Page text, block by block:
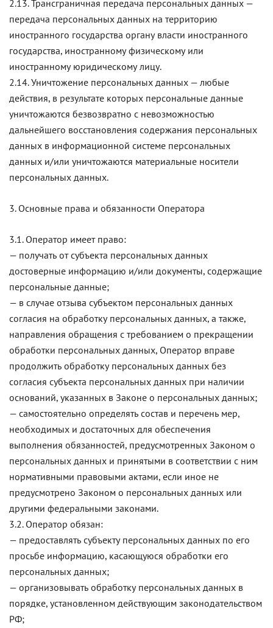
2.13. Трансграничная передача персональных данных —
передача персональных данных на территорию
иностранного государства органу власти иностранного
государства, иностранному физическому или
иностранному юридическому лицу.
2.14. Уничтожение персональных данных — любые
действия, в результате которых персональные данные
уничтожаются безвозвратно с невозможностью
дальнейшего восстановления содержания персональных
данных в информационной системе персональных
данных и/или уничтожаются материальные носители
персональных данных.
3. Основные права и обязанности Оператора
3.1. Оператор имеет право:
— получать от субъекта персональных данных
достоверные информацию и/или документы, содержащие
персональные данные;
— в случае отзыва субъектом персональных данных
согласия на обработку персональных данных, а также,
направления обращения с требованием о прекращении
обработки персональных данных, Оператор вправе
продолжить обработку персональных данных без
согласия субъекта персональных данных при наличии
оснований, указанных в Законе о персональных данных;
— самостоятельно определять состав и перечень мер,
необходимых и достаточных для обеспечения
выполнения обязанностей, предусмотренных Законом о
персональных данных и принятыми в соответствии с ним
нормативными правовыми актами, если иное не
предусмотрено Законом о персональных данных или
другими федеральными законами.
3.2. Оператор обязан:
— предоставлять субъекту персональных данных по его
просьбе информацию, касающуюся обработки его
персональных данных;
— организовывать обработку персональных данных в
порядке, установленном действующим законодательством
РФ;